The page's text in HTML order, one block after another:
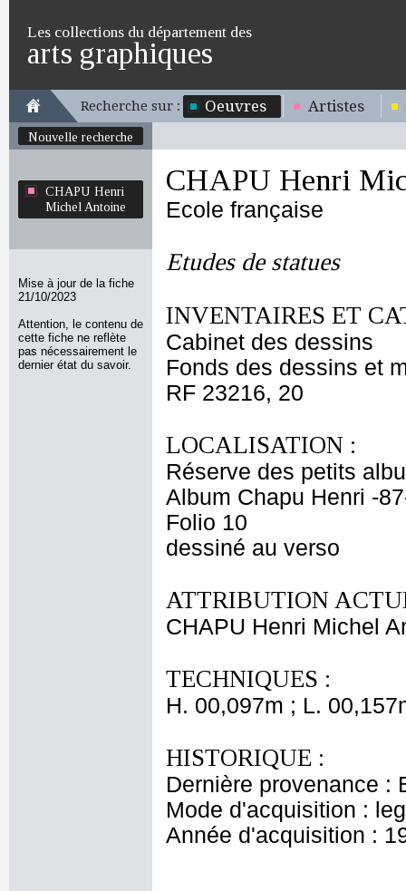
Les collections du département des
arts graphiques
Recherche sur : Oeuvres Artistes
Nouvelle recherche
CHAPU Henri
Michel Antoine
Mise à jour de la fiche
21/10/2023
Attention, le contenu de
cette fiche ne reflète
pas nécessairement le
dernier état du savoir.
CHAPU Henri
Ecole française
Etudes de statues
INVENTAIRES ET
Cabinet des dessins
Fonds des dessins et
RF 23216, 20
LOCALISATION :
Réserve des petits
Album Chapu Henri -
Folio 10
dessiné au verso
ATTRIBUTION
CHAPU Henri Michel
TECHNIQUES :
H. 00,097m ; L.
HISTORIQUE :
Dernière provenance :
Mode d'acquisition :
Année d'acquisition :